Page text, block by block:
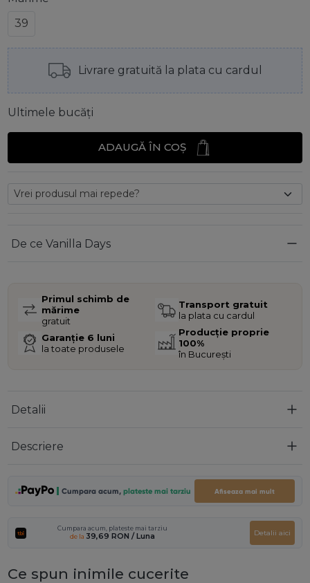
39
Livrare gratuită la plata cu cardul
Ultimele bucăți
ADAUGĂ ÎN COȘ
De ce Vanilla Days
Primul schimb de
mărime
gratuit
Transport gratuit
la plata cu cardul
Garanție 6 luni
la toate produsele
Producție proprie
100%
în București
Detalii
Descriere
Cumpara acum, plateste mai tarziu Afiseaza mai mult
Cumpara acum, plateste mai tarziu
de la 39,69 RON / Luna Detalii aici
Ce spun inimile cucerite